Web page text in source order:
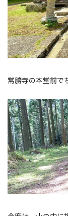
常勝寺の本堂前で